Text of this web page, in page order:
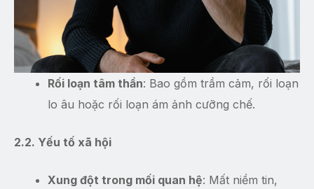
Rối loạn tâm thần: Bao gồm trầm cảm, rối loạn
lo âu hoặc rối loạn ám ảnh cưỡng chế.
2.2. Yếu tố xã hội
Xung đột trong mối quan hệ: Mất niềm tin,